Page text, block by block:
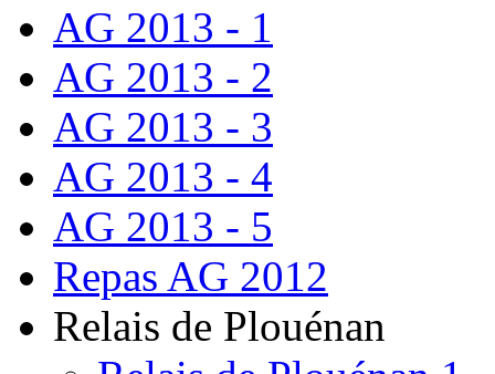
AG 2013 - 1
AG 2013 - 2
AG 2013 - 3
AG 2013 - 4
AG 2013 - 5
Repas AG 2012
Relais de Plouénan